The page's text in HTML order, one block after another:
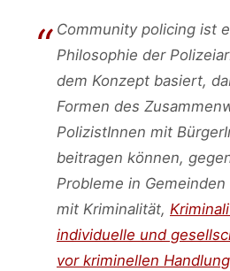
Community policing ist
Philosophie der
dem Konzept basiert,
Formen des
PolizistInnen mit
beitragen können,
Probleme in
mit Kriminalität,
individuelle und
vor kriminellen